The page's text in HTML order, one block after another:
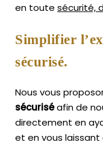
en toute sécurité,
Simplifier
sécurisé.
Nous vous
sécuriséafin de
directement en
et en vous laissant